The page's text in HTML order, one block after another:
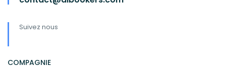
Suivez nous
COMPAGNIE